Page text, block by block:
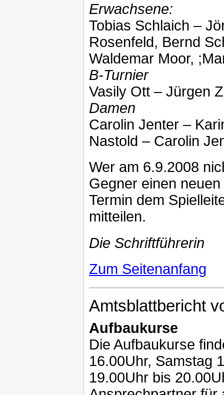
Erwachsene:
Tobias Schlaich –
Rosenfeld, Bernd
Waldemar Moor,
B-Turnier
Vasily Ott – Jürgen
Damen
Carolin Jenter –
Nastold – Carolin
Wer am 6.9.2008
Gegner einen
Termin dem
mitteilen.
Die Schriftführerin
Zum Seitenanfang
Amtsblattbericht
Aufbaukurse
Die Aufbaukurse
16.00Uhr, Samstag
19.00Uhr bis